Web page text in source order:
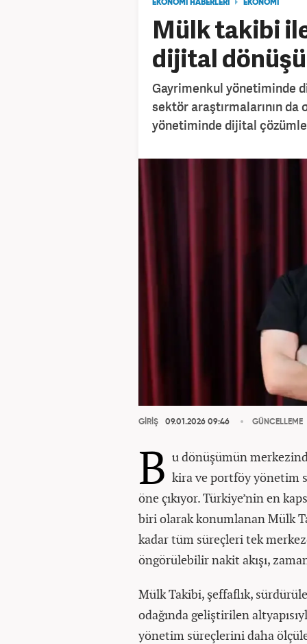
EKONOMİ HABERLERİ EKONOMİ
Mülk takibi
dijital
Gayrimenkul yönetiminde
sektör araştırmalarının
yönetiminde dijital
GİRİŞ 09.01.2026 09:46 GÜNCELLEME
B u dönüşümün
kira ve portföy yönetim
öne çıkıyor. Türkiye’nin en
biri olarak konumlanan Mülk
kadar tüm süreçleri tek
öngörülebilir nakit akışı,
Mülk Takibi, şeffaflık,
odağında geliştirilen
yönetim süreçlerini daha